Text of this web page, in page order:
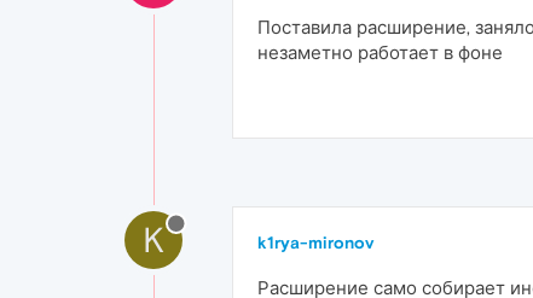
Поставила расширение,
незаметно работает в фоне
K k1rya-mironov
Расширение само собирает